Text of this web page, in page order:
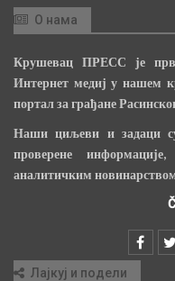
О нама
Крушевац ПРЕСС је
Интернет медиј у нашем
портал за грађане
Наши циљеви и задаци
проверене
аналитичким
Лајкуј и подели